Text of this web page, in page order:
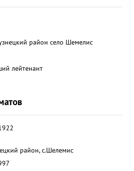
район село Шемелис
лейтенант
район, с.Шелемис